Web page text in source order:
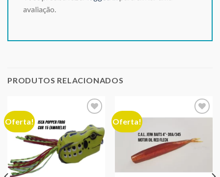
avaliação.
PRODUTOS RELACIONADOS
Oferta!
aos meus
desejos
Oferta!